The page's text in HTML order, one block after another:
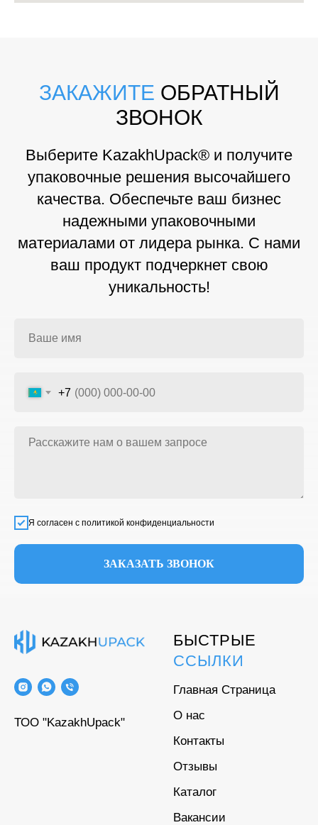
ЗАКАЖИТЕ ОБРАТНЫЙ
ЗВОНОК
Выберите KazakhUpack® и получите
упаковочные решения высочайшего
качества. Обеспечьте ваш бизнес
надежными упаковочными
материалами от лидера рынка. С нами
ваш продукт подчеркнет свою
уникальность!
+7
Я согласен с политикой конфиденциальности
ЗАКАЗАТЬ ЗВОНОК
ТОО "KazakhUpack"
БЫСТРЫЕ
ССЫЛКИ
Главная Страница
О нас
Контакты
Отзывы
Каталог
Вакансии